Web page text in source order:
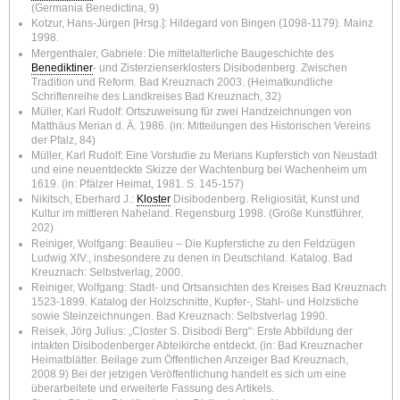
(Germania Benedictina, 9)
Kotzur, Hans-Jürgen [Hrsg.]: Hildegard von Bingen (1098-1179). Mainz
1998.
Mergenthaler, Gabriele: Die mittelalterliche Baugeschichte des
Benediktiner- und Zisterzienserklosters Disibodenberg. Zwischen
Tradition und Reform. Bad Kreuznach 2003. (Heimatkundliche
Schriftenreihe des Landkreises Bad Kreuznach, 32)
Müller, Karl Rudolf: Ortszuweisung für zwei Handzeichnungen von
Matthäus Merian d. Ä. 1986. (in: Mitteilungen des Historischen Vereins
der Pfalz, 84)
Müller, Karl Rudolf: Eine Vorstudie zu Merians Kupferstich von Neustadt
und eine neuentdeckte Skizze der Wachtenburg bei Wachenheim um
1619. (in: Pfälzer Heimat, 1981. S. 145-157)
Nikitsch, Eberhard J.: KlosterDisibodenberg. Religiosität, Kunst und
Kultur im mittleren Naheland. Regensburg 1998. (Große Kunstführer,
202)
Reiniger, Wolfgang: Beaulieu – Die Kupferstiche zu den Feldzügen
Ludwig XIV., insbesondere zu denen in Deutschland. Katalog. Bad
Kreuznach: Selbstverlag, 2000.
Reiniger, Wolfgang: Stadt- und Ortsansichten des Kreises Bad Kreuznach
1523-1899. Katalog der Holzschnitte, Kupfer-, Stahl- und Holzstiche
sowie Steinzeichnungen. Bad Kreuznach: Selbstverlag 1990.
Reisek, Jörg Julius: „Closter S. Disibodi Berg“: Erste Abbildung der
intakten Disibodenberger Abteikirche entdeckt. (in: Bad Kreuznacher
Heimatblätter. Beilage zum Öffentlichen Anzeiger Bad Kreuznach,
2008.9) Bei der jetzigen Veröffentlichung handelt es sich um eine
überarbeitete und erweiterte Fassung des Artikels.